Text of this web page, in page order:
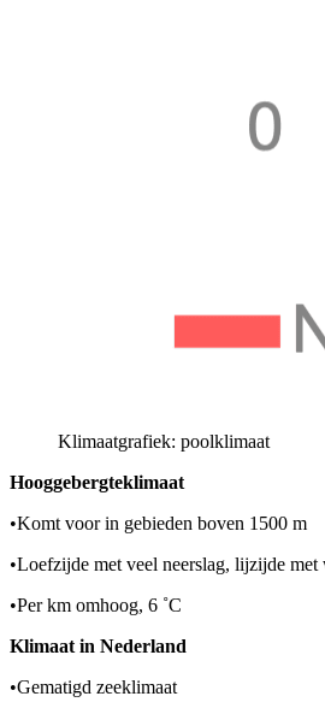
Klimaatgrafiek: poolklimaat
Hooggebergteklimaat
•Komt voor in gebieden boven 1500 m
•Loefzijde met veel neerslag, lijzijde met
•Per km omhoog, 6 ˚C
Klimaat in Nederland
•Gematigd zeeklimaat